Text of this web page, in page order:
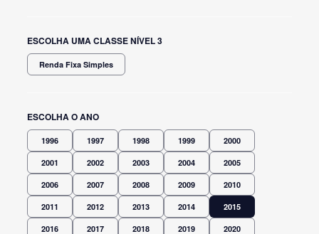
ESCOLHA UMA CLASSE NÍVEL 3
Renda Fixa Simples
ESCOLHA O ANO
1996 1997 1998 1999 2000
2001 2002 2003 2004 2005
2006 2007 2008 2009 2010
2011 2012 2013 2014 2015
2016 2017 2018 2019 2020